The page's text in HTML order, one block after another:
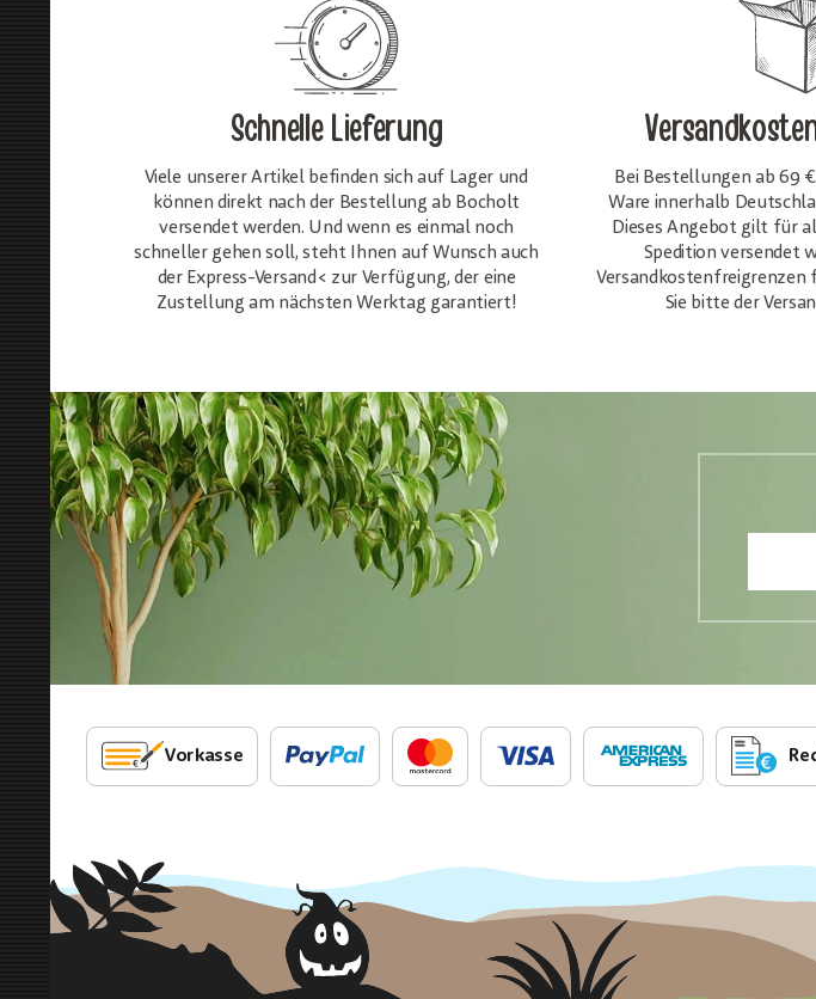
Schnelle Lieferung
Viele unserer Artikel befinden sich auf Lager und
können direkt nach der Bestellung ab Bocholt
versendet werden. Und wenn es einmal noch
schneller gehen soll, steht Ihnen auf Wunsch auch
der Express-Versand< zur Verfügung, der eine
Zustellung am nächsten Werktag garantiert!
Bei Bestellungen ab 69
Ware innerhalb
Dieses Angebot gilt für
Spedition versendet
Versandkosten­freigrenzen
Sie bitte der
Vorkasse